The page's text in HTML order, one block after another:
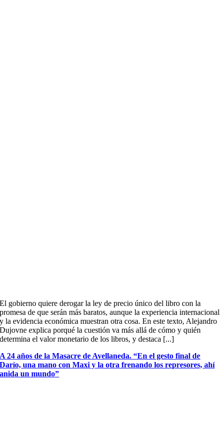
El gobierno quiere derogar la ley de precio único del libro con la
promesa de que serán más baratos, aunque la experiencia internacional
y la evidencia económica muestran otra cosa. En este texto, Alejandro
Dujovne explica porqué la cuestión va más allá de cómo y quién
determina el valor monetario de los libros, y destaca [...]
A 24 años de la Masacre de Avellaneda. “En el gesto final de
Darío, una mano con Maxi y la otra frenando los represores, ahí
anida un mundo”